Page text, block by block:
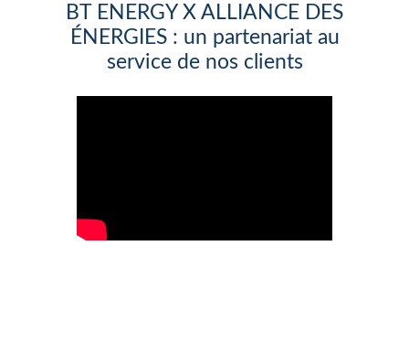
BT ENERGY X ALLIANCE DES
ÉNERGIES : un partenariat au
service de nos clients